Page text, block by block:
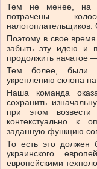
Тем не менее, на
потрачены
Поэтому в свое
забыть эту идею и
продолжить начатое
Тем более, были
укреплению склона
Наша команда
сохранить
при этом
контекстуально к
заданную функцию
То есть это должен
украинского
европейскими